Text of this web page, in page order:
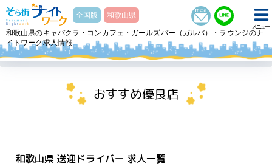
メニュー
そら街ナイトワーク
全国版
和歌山県
和歌山県のキャバクラ・コンカフェ・ガールズバー（ガルバ）・ラウンジのナ
イトワーク求人情報
ホーム
和歌山県
和歌山の送迎ドライバー求人一覧｜週払い・未経験歓迎・免許OK
おすすめ優良店
和歌山県 送迎ドライバー 求人一覧